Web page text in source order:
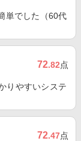
単でした（60代
72.82点
りやすいシステ
72.47点